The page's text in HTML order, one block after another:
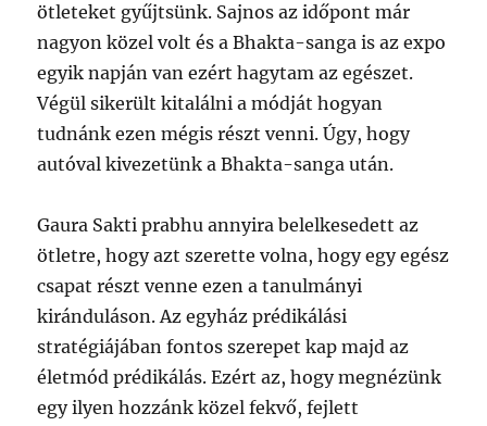
ötleteket gyűjtsünk. Sajnos az időpont már
nagyon közel volt és a Bhakta-sanga is az expo
egyik napján van ezért hagytam az egészet.
Végül sikerült kitalálni a módját hogyan
tudnánk ezen mégis részt venni. Úgy, hogy
autóval kivezetünk a Bhakta-sanga után.
Gaura Sakti prabhu annyira belelkesedett az
ötletre, hogy azt szerette volna, hogy egy egész
csapat részt venne ezen a tanulmányi
kiránduláson. Az egyház prédikálási
stratégiájában fontos szerepet kap majd az
életmód prédikálás. Ezért az, hogy megnézünk
egy ilyen hozzánk közel fekvő, fejlett